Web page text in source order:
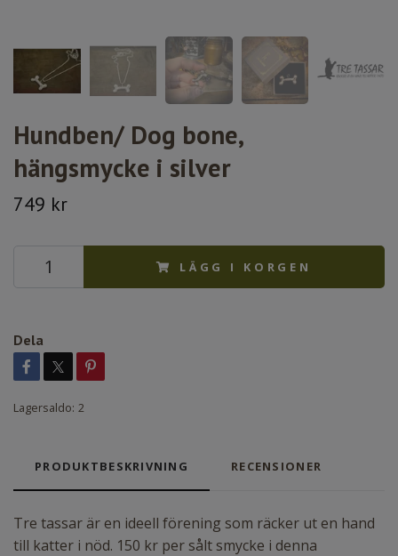
Hundben/ Dog bone,
hängsmycke i silver
749 kr
LÄGG I KORGEN
Dela
Lagersaldo: 2
PRODUKTBESKRIVNING RECENSIONER
Tre tassar är en ideell förening som räcker ut en hand
till katter i nöd. 150 kr per sålt smycke i denna